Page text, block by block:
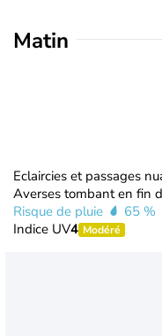
Matin
Eclaircies et passages
Averses tombant en fin
Risque de pluie
65 %
Indice UV4 Modéré